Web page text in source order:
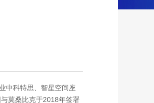
中科特思、智星空间座
莫桑比克于2018年签署